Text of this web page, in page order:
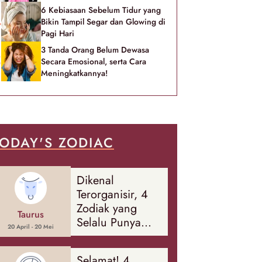
6 Kebiasaan Sebelum Tidur yang
Bikin Tampil Segar dan Glowing di
Pagi Hari
3 Tanda Orang Belum Dewasa
Secara Emosional, serta Cara
Meningkatkannya!
ZODIAC
Taurus
20 April - 20 Mei
Dikenal
Terorganisir, 4
Zodiak yang
Selalu Punya
Rencana
Cadangan Soal